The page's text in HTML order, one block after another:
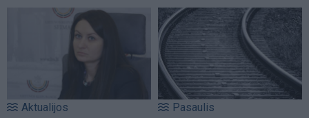
Aktualijos Pasaulis